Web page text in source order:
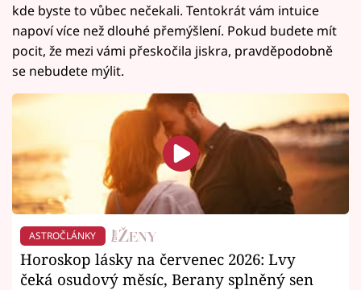
kde byste to vůbec nečekali. Tentokrát vám intuice
napoví více než dlouhé přemýšlení. Pokud budete mít
pocit, že mezi vámi přeskočila jiskra, pravděpodobně
se nebudete mýlit.
ASTROČLÁNKY
Horoskop lásky na červenec 2026: Lvy
čeká osudový měsíc, Berany splněný sen